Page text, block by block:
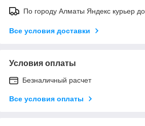
По городу Алматы Яндекс курьер
Все условия доставки
Условия оплаты
Безналичный расчет
Все условия оплаты